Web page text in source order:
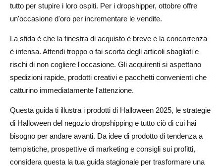
Forniture per feste
Convalida rapidamente i vincitori: un manuale di 30
minuti per la valutazione dei prodotti
Il filtro E.A.S.Y.
Controlli rapidi delle bozze
Perché la convalida rapida è importante
Prezzi, margini e matematica dei pacchetti (con due
esempi funzionanti)
Obiettivi di margine di categoria
tutto per stupire i loro ospiti. Per i dropshipper, ottobre offre
un'occasione d'oro per incrementare le vendite.
La sfida è che la finestra di acquisto è breve e la concorrenza
è intensa. Attendi troppo o fai scorta degli articoli sbagliati e
rischi di non cogliere l'occasione. Gli acquirenti si aspettano
spedizioni rapide, prodotti creativi e pacchetti convenienti che
catturino immediatamente l'attenzione.
Questa guida ti illustra i prodotti di Halloween 2025, le strategie
di Halloween del negozio dropshipping e tutto ciò di cui hai
bisogno per andare avanti. Da idee di prodotto di tendenza a
tempistiche, prospettive di marketing e consigli sui profitti,
considera questa la tua guida stagionale per trasformare una